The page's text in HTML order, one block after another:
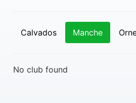
Calvados Manche
No club found